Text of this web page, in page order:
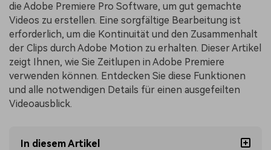
die Adobe Premiere Pro Software, um gut gemachte
Videos zu erstellen. Eine sorgfältige Bearbeitung ist
erforderlich, um die Kontinuität und den Zusammenhalt
der Clips durch Adobe Motion zu erhalten. Dieser Artikel
zeigt Ihnen, wie Sie Zeitlupen in Adobe Premiere
verwenden können. Entdecken Sie diese Funktionen
und alle notwendigen Details für einen ausgefeilten
Videoausblick.
In diesem Artikel